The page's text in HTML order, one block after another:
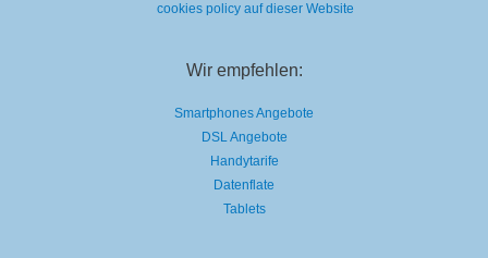
cookies policy auf dieser Website
Wir empfehlen:
Smartphones Angebote
DSL Angebote
Handytarife
Datenflate
Tablets